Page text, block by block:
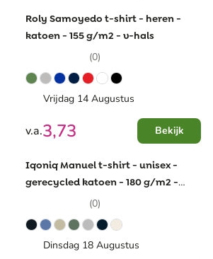
Roly Samoyedo t-shirt - heren -
katoen - 155 g/m2 - v-hals
(0)
Vrijdag 14 Augustus
v.a.3,73 Bekijk
Iqoniq Manuel t-shirt - unisex -
gerecycled katoen - 180 g/m2 -
regular fit - ongeverfd
(0)
Dinsdag 18 Augustus